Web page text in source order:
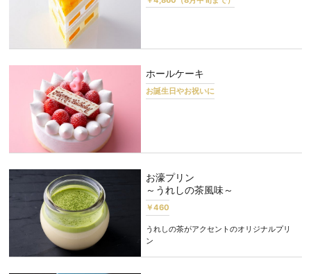
ホールケーキ
お誕生日やお祝いに
お濠プリン
～うれしの茶風味～
￥460
うれしの茶がアクセントのオリジナルプリ
ン